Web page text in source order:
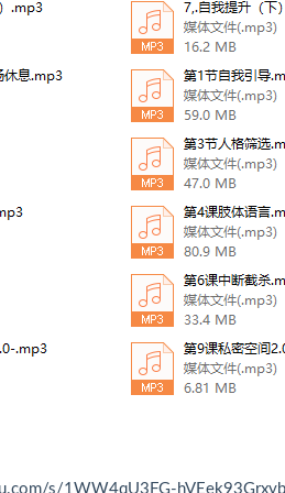
s/1WW4qU3FG-